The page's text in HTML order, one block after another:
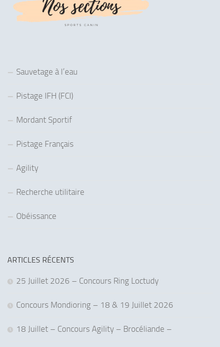
Sauvetage à l’eau
Pistage IFH (FCI)
Mordant Sportif
Pistage Français
Agility
Recherche utilitaire
Obéissance
ARTICLES RÉCENTS
25 Juillet 2026 – Concours Ring Loctudy
Concours Mondioring – 18 & 19 Juillet 2026
18 Juillet – Concours Agility – Brocéliande –